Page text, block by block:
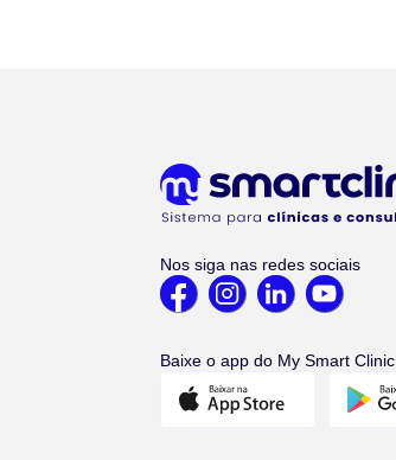
Nos siga nas redes sociais
Baixe o app do My Smart Clinic